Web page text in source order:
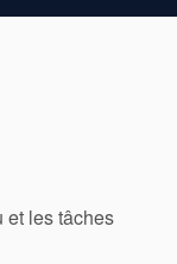
et les tâches